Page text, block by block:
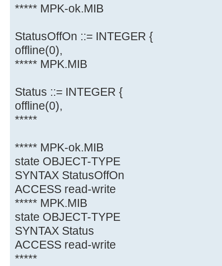
***** MPK-ok.MIB
StatusOffOn ::= INTEGER {
offline(0),
***** MPK.MIB
Status ::= INTEGER {
offline(0),
*****
***** MPK-ok.MIB
state OBJECT-TYPE
SYNTAX StatusOffOn
ACCESS read-write
***** MPK.MIB
state OBJECT-TYPE
SYNTAX Status
ACCESS read-write
*****